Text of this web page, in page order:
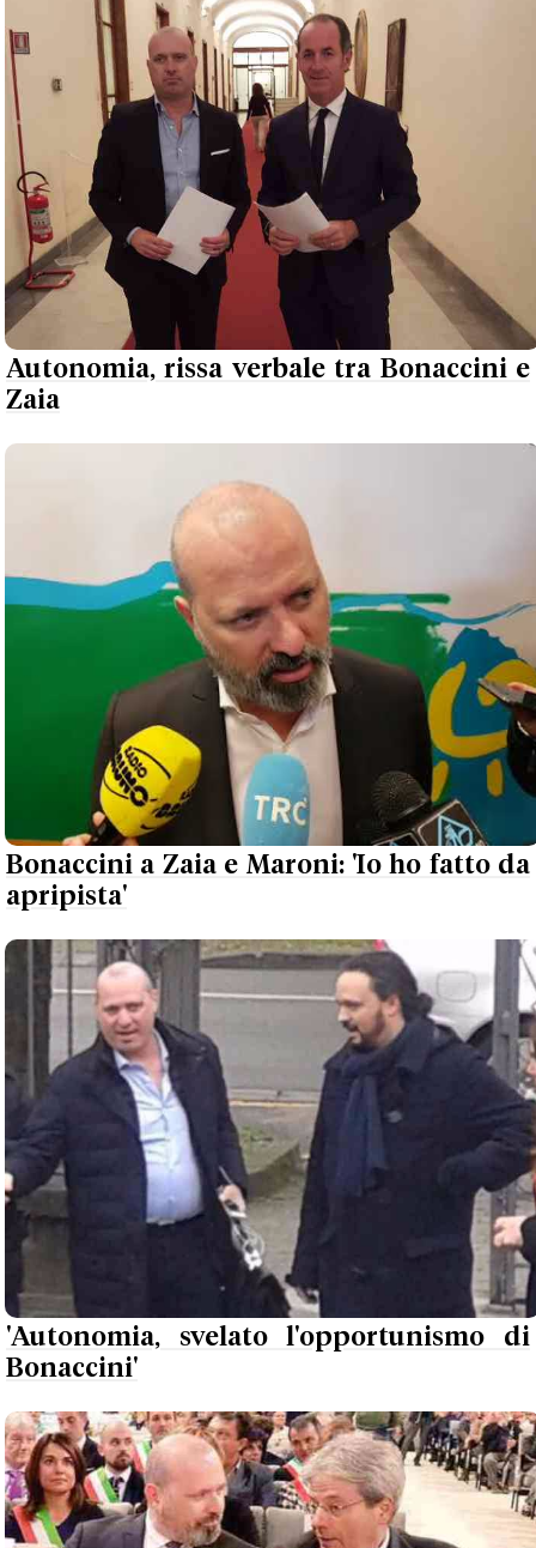
Autonomia, rissa verbale tra Bonaccini e
Zaia
Bonaccini a Zaia e Maroni: 'Io ho fatto da
apripista'
'Autonomia, svelato l'opportunismo di
Bonaccini'